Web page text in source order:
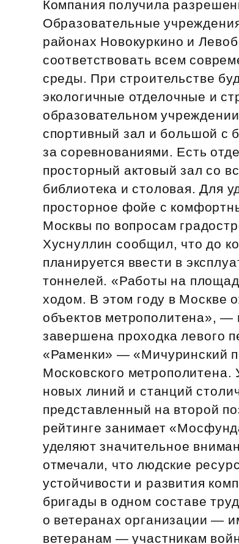
Компания получила
Образовательные
районах Новокуркино и
соответствовать всем
среды. При строительстве
экологичные отделочные и
образовательном
спортивный зал и большой с
за соревнованиями. Есть
просторный актовый зал со
библиотека и столовая. Для
просторное фойе с
Москвы по вопросам
Хуснуллин сообщил, что до
планируется ввести в
тоннелей. «Работы на
ходом. В этом году в Москве
объектов метрополитена», —
завершена проходка левого
«Раменки» — «Мичуринский
Московского
новых линий и станций
представленный на второй
рейтинге занимает
уделяют значительное
отмечали, что людские
устойчивости и развития
бригады в одном составе
о ветеранах организации —
ветеранам — участникам